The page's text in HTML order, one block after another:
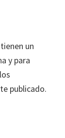
un
y para
publicado.